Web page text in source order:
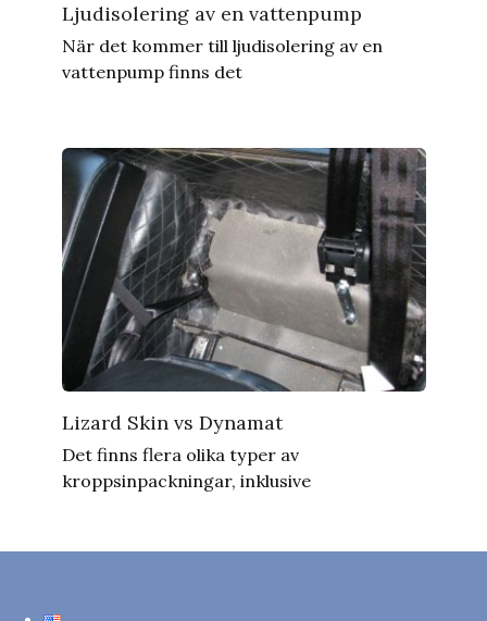
Ljudisolering av en vattenpump
När det kommer till ljudisolering av en
vattenpump finns det
Lizard Skin vs Dynamat
Det finns flera olika typer av
kroppsinpackningar, inklusive